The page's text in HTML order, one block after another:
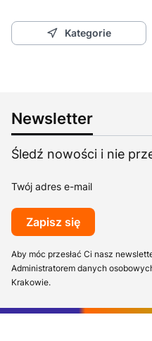
Kategorie
Newsletter
Śledź nowości i nie
Twój adres e-mail
Zapisz się
Aby móc przesłać Ci nasz
Administratorem danych
Krakowie.